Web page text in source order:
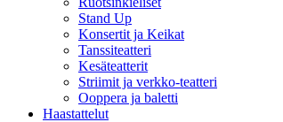
Stand Up
Konsertit ja Keikat
Tanssiteatteri
Kesäteatterit
Striimit ja verkko-teatteri
Ooppera ja baletti
Haastattelut